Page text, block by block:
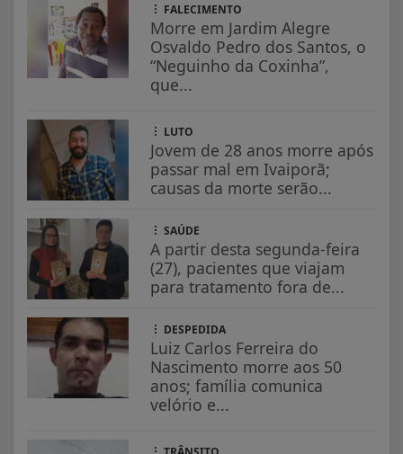
FALECIMENTO
Morre em Jardim Alegre
Osvaldo Pedro dos Santos, o
“Neguinho da Coxinha”,
que...
LUTO
Jovem de 28 anos morre após
passar mal em Ivaiporã;
causas da morte serão...
SAÚDE
A partir desta segunda-feira
(27), pacientes que viajam
para tratamento fora de...
DESPEDIDA
Luiz Carlos Ferreira do
Nascimento morre aos 50
anos; família comunica
velório e...